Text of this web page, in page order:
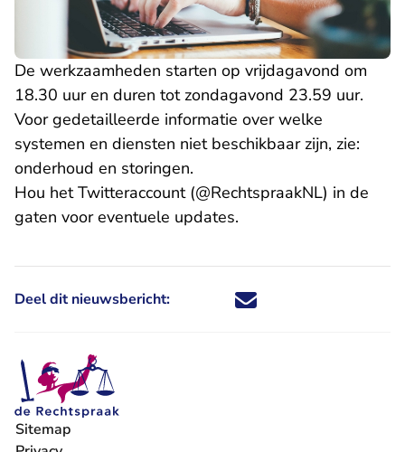
De werkzaamheden starten op vrijdagavond om
18.30 uur en duren tot zondagavond 23.59 uur.
Voor gedetailleerde informatie over welke
systemen en diensten niet beschikbaar zijn, zie:
onderhoud en storingen.
Hou het Twitteraccount (@RechtspraakNL- U verlaat
) in de
gaten voor eventuele updates.
Deel dit nieuwsbericht: Deel dit nieuwsbericht via X -
Deel dit nieuwsbericht via
Deel dit nieuwsbericht
Deel dit
Sitemap